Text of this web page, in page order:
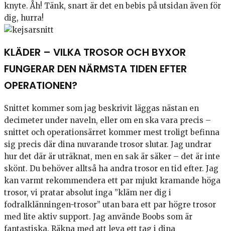
knyte. Åh! Tänk, snart är det en bebis på utsidan även för
dig, hurra!
KLÄDER – VILKA TROSOR OCH BYXOR
FUNGERAR DEN NÄRMSTA TIDEN EFTER
OPERATIONEN?
Snittet kommer som jag beskrivit läggas nästan en
decimeter under naveln, eller om en ska vara precis –
snittet och operationsärret kommer mest troligt befinna
sig precis där dina nuvarande trosor slutar. Jag undrar
hur det där är uträknat, men en sak är säker – det är inte
skönt. Du behöver alltså ha andra trosor en tid efter. Jag
kan varmt rekommendera ett par mjukt kramande höga
trosor, vi pratar absolut inga ”kläm ner dig i
fodralklänningen-trosor” utan bara ett par högre trosor
med lite aktiv support. Jag använde Boobs som är
fantastiska. Räkna med att leva ett tag i dina